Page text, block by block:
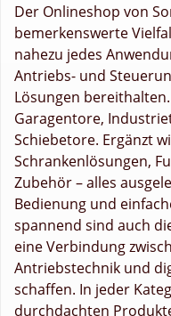
Der Onlineshop von
bemerkenswerte
nahezu jedes
Antriebs- und
Lösungen
Garagentore,
Schiebetore. Ergänzt
Schrankenlösungen,
Zubehör – alles
Bedienung und
spannend sind auch
eine Verbindung
Antriebstechnik und
schaffen. In jeder
durchdachten